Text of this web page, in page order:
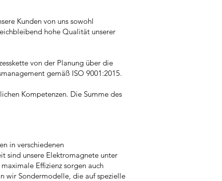
Kunden von uns sowohl
hohe Qualität unserer
von der Planung über die
gemäß ISO 9001:2015.
Kompetenzen. Die Summe des
in verschiedenen
sind unsere Elektromagnete unter
Effizienz sorgen auch
wir Sondermodelle, die auf spezielle